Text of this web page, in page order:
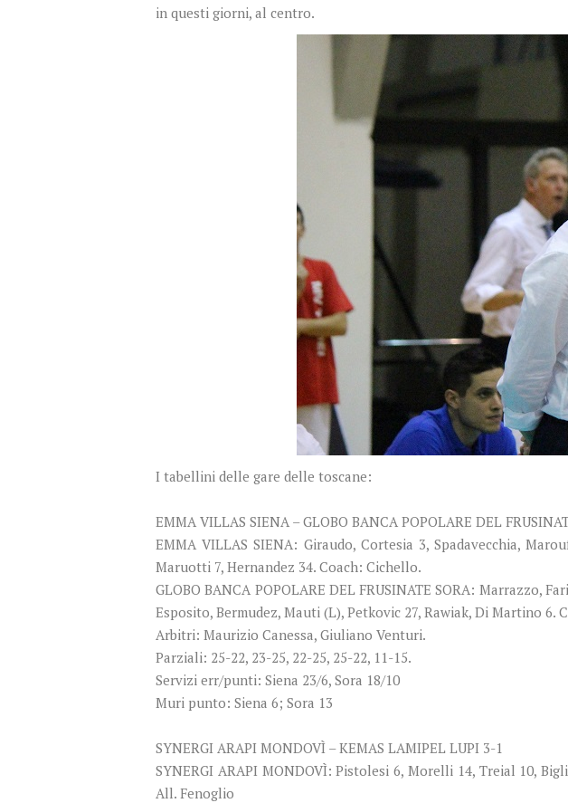
in questi giorni, al centro.
I tabellini delle gare delle toscane:
EMMA VILLAS SIENA – GLOBO BANCA POPOLARE DEL
EMMA VILLAS SIENA: Giraudo, Cortesia 3, Spadavecchia,
Maruotti 7, Hernandez 34. Coach: Cichello.
GLOBO BANCA POPOLARE DEL FRUSINATE SORA: Marrazzo,
Esposito, Bermudez, Mauti (L), Petkovic 27, Rawiak, Di Martino 6.
Arbitri: Maurizio Canessa, Giuliano Venturi.
Parziali: 25-22, 23-25, 22-25, 25-22, 11-15.
Servizi err/punti: Siena 23/6, Sora 18/10
Muri punto: Siena 6; Sora 13
SYNERGI ARAPI MONDOVÌ – KEMAS LAMIPEL LUPI 3-1
SYNERGI ARAPI MONDOVÌ: Pistolesi 6, Morelli 14, Treial 10,
All. Fenoglio